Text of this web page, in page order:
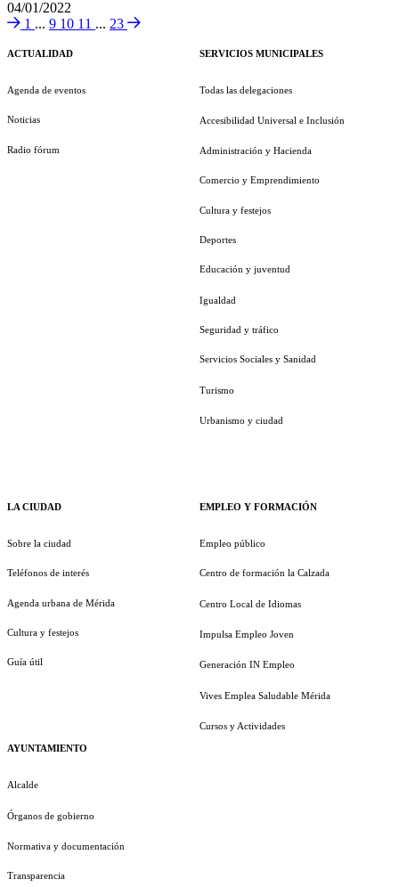
04/01/2022
1 ... 9 10 11 ... 23
ACTUALIDAD
Agenda de eventos
Noticias
Radio fórum
LA CIUDAD
Sobre la ciudad
Teléfonos de interés
Agenda urbana de Mérida
Cultura y festejos
Guía útil
AYUNTAMIENTO
Alcalde
Órganos de gobierno
Normativa y documentación
Transparencia
SERVICIOS MUNICIPALES
Todas las delegaciones
Accesibilidad Universal e Inclusión
Administración y Hacienda
Comercio y Emprendimiento
Cultura y festejos
Deportes
Educación y juventud
Igualdad
Seguridad y tráfico
Servicios Sociales y Sanidad
Turismo
Urbanismo y ciudad
EMPLEO Y FORMACIÓN
Empleo público
Centro de formación la Calzada
Centro Local de Idiomas
Impulsa Empleo Joven
Generación IN Empleo
Vives Emplea Saludable Mérida
Cursos y Actividades